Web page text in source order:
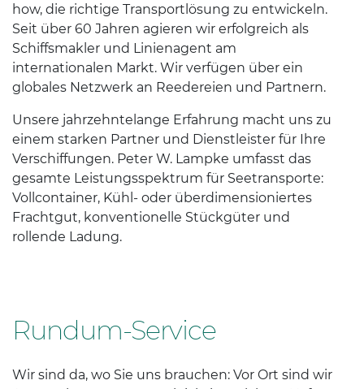
how, die richtige Transportlösung zu entwickeln.
Seit über 60 Jahren agieren wir erfolgreich als
Schiffsmakler und Linienagent am
internationalen Markt. Wir verfügen über ein
globales Netzwerk an Reedereien und Partnern.
Unsere jahrzehntelange Erfahrung macht uns zu
einem starken Partner und Dienstleister für Ihre
Verschiffungen. Peter W. Lampke umfasst das
gesamte Leistungsspektrum für Seetransporte:
Vollcontainer, Kühl- oder überdimensioniertes
Frachtgut, konventionelle Stückgüter und
rollende Ladung.
Rundum-Service
Wir sind da, wo Sie uns brauchen: Vor Ort sind wir